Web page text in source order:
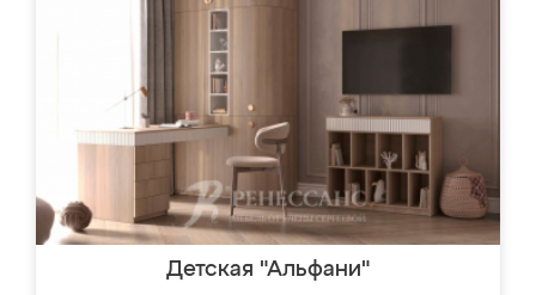
Детская "Альфани"